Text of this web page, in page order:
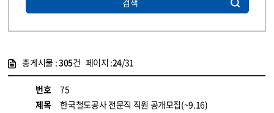
검색
총게시물 :305건 페이지 :24/31
번호
75
제목
한국철도공사 전문직 직원 공개모집(~9.16)